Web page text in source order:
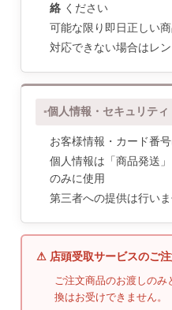
絡 ください
可能な限り即日正しい
対応できない場合はレ
個人情報・セキュリティ
お客様情報・カード番
個人情報は「商品発送
のみに使用
第三者への提供は行い
⚠ 店頭受取サービスのご
ご注文商品のお渡しのみ
換はお受けできません。